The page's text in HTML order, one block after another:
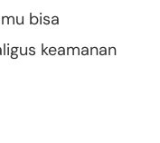
bisa
keamanan